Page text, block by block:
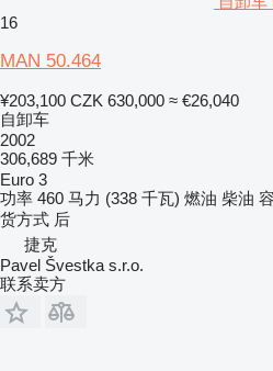
16
MAN 50.464
¥203,100 CZK 630,000 ≈ €26,040
自卸车
2002
306,689 千米
Euro 3
功率 460 马力 (338 千瓦) 燃油 柴油
货方式 后
捷克
Pavel Švestka s.r.o.
联系卖方